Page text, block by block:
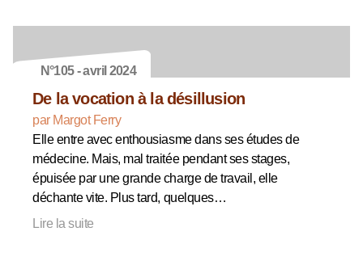
N°105 - avril 2024
De la vocation à la désillusion
par Margot Ferry
Elle entre avec enthousiasme dans ses études de
médecine. Mais, mal traitée pendant ses stages,
épuisée par une grande charge de travail, elle
déchante vite. Plus tard, quelques…
Lire la suite